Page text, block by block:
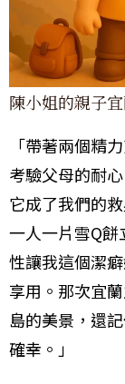
陳小姐的親子
「帶著兩個精
考驗父母的耐
它成了我們的
一人一片雪Q
性讓我這個潔
享用。那次宜
島的美景，還
確幸。」